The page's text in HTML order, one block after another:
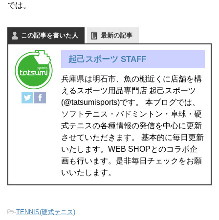
では。
この記事を書いた人 最新の記事
起己スポーツ STAFF
兵庫県は明石市、魚の棚近くに店舗を構
えるスポーツ用品専門店 起己スポーツ
(@tatsumisports)です。 本ブログでは、
ソフトテニス・バドミントン・卓球・硬
式テニスの各種情報の発信を中心に更新
させていただきます。 基本的に毎日更新
いたします。WEB SHOPとのコラボ企
画も行います。是非毎日チェックをお願
いいたします。
-TENNIS(硬式テニス)